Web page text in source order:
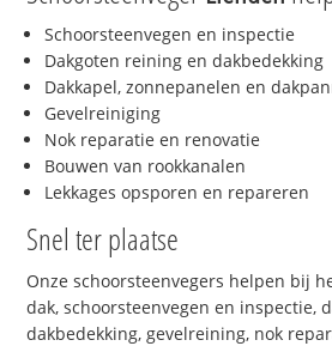
Schoorsteenvegen en inspectie
Dakgoten reining en dakbedekking
Dakkapel, zonnepanelen en
Gevelreiniging
Nok reparatie en renovatie
Bouwen van rookkanalen
Lekkages opsporen en repareren
Snel ter plaatse
Onze schoorsteenvegers helpen bij
dak, schoorsteenvegen en inspectie,
dakbedekking, gevelreining, nok